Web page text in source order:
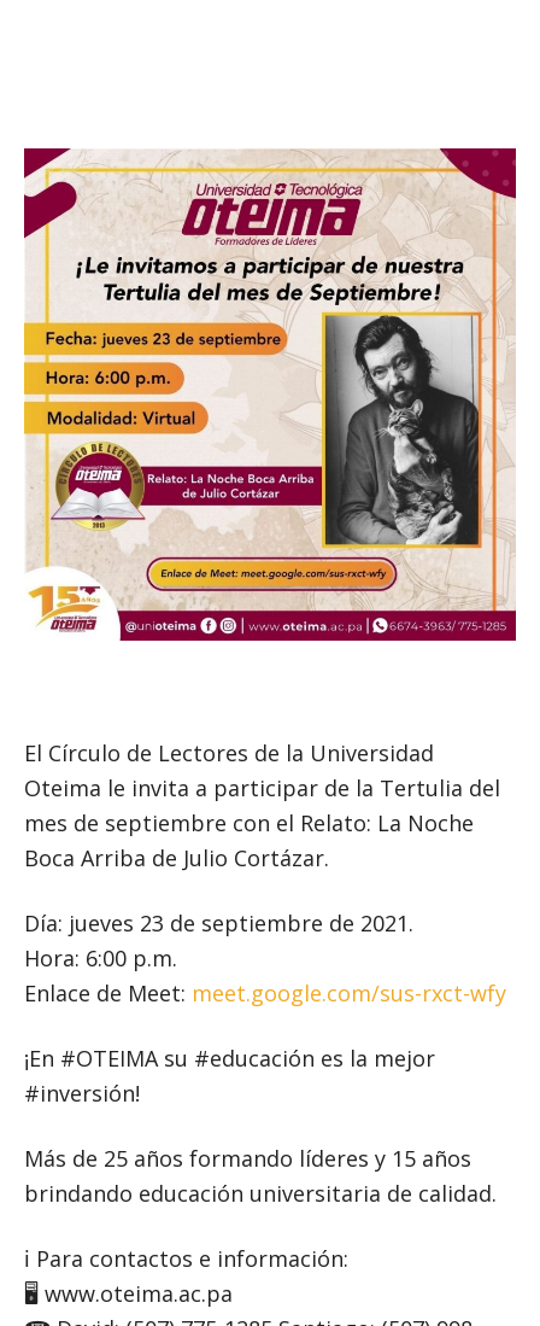
El Círculo de Lectores de la Universidad
Oteima le invita a participar de la Tertulia del
mes de septiembre con el Relato: La Noche
Boca Arriba de Julio Cortázar.
Día: jueves 23 de septiembre de 2021.
Hora: 6:00 p.m.
Enlace de Meet: meet.google.com/sus-rxct-wfy
¡En #OTEIMA su #educación es la mejor
#inversión!
Más de 25 años formando líderes y 15 años
brindando educación universitaria de calidad.
ℹ Para contactos e información: ⠀
🖥 www.oteima.ac.pa